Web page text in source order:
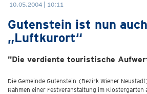
10.05.2004 | 10:11
Gutenstein ist nun auch
„Luftkurort“
"Die verdiente touristische
Die Gemeinde Gutenstein (Bezirk Wiener
Rahmen einer Festveranstaltung im Klostergarten